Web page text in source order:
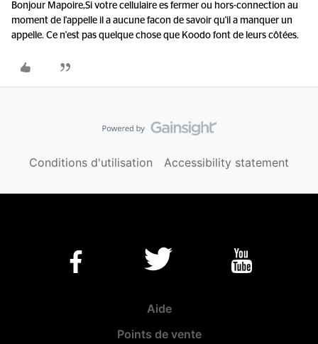
Bonjour Mapoire,Si votre cellulaire es fermer ou hors-connection au
moment de l'appelle il a aucune facon de savoir qu'il a manquer un
appelle. Ce n'est pas quelque chose que Koodo font de leurs côtées.
Conditions d'utilisation Accessibility statement
Aide
Points de vente